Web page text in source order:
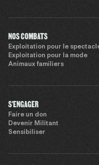
NOS COMBATS
Exploitation pour le
Exploitation pour la mode
Animaux familiers
S'ENGAGER
Faire un don
Devenir Militant
Sensibiliser